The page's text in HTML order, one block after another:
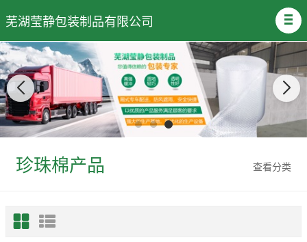
芜湖莹静包装制品有限公司
查看分类
珍珠棉产品